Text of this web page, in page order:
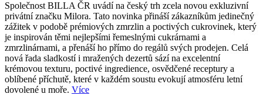
Společnost BILLA ČR uvádí na český trh zcela novou exkluzivní
privátní značku Milora. Tato novinka přináší zákazníkům jedinečný
zážitek v podobě prémiových zmrzlin a poctivých cukrovinek, který
je inspirován těmi nejlepšími řemeslnými cukrárnami a
zmrzlinárnami, a přenáší ho přímo do regálů svých prodejen. Celá
nová řada sladkostí i mražených dezertů sází na excelentní
krémovou texturu, poctivé ingredience, osvědčené receptury a
oblíbené příchutě, které v každém soustu evokují atmosféru letní
dovolené u moře. Více